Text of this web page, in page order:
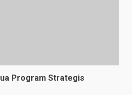
Program Strategis